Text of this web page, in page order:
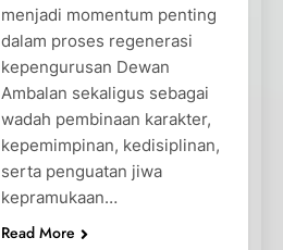
menjadi momentum penting
dalam proses regenerasi
kepengurusan Dewan
Ambalan sekaligus sebagai
wadah pembinaan karakter,
kepemimpinan, kedisiplinan,
serta penguatan jiwa
kepramukaan…
Read More